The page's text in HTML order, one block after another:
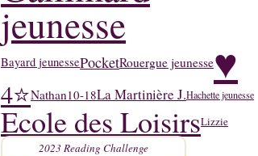
jeunesse
Bayard jeunessePocketRouergue jeunesse♥
4⭐Nathan10-18La Martinière J.Hachette jeunesse
Ecole des LoisirsLizzie
2023 Reading Challenge